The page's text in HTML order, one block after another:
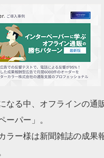
なる中、オフラインの通
ーパー」。
ラー様は新聞雑誌の成果